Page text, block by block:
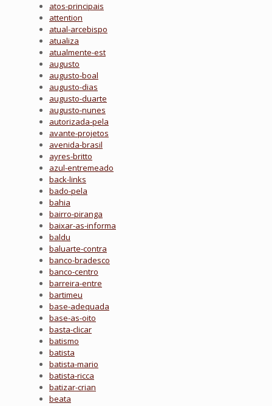
atos-principais
attention
atual-arcebispo
atualiza
atualmente-est
augusto
augusto-boal
augusto-dias
augusto-duarte
augusto-nunes
autorizada-pela
avante-projetos
avenida-brasil
ayres-britto
azul-entremeado
back-links
bado-pela
bahia
bairro-piranga
baixar-as-informa
baldu
baluarte-contra
banco-bradesco
banco-centro
barreira-entre
bartimeu
base-adequada
base-as-oito
basta-clicar
batismo
batista
batista-mario
batista-ricca
batizar-crian
beata